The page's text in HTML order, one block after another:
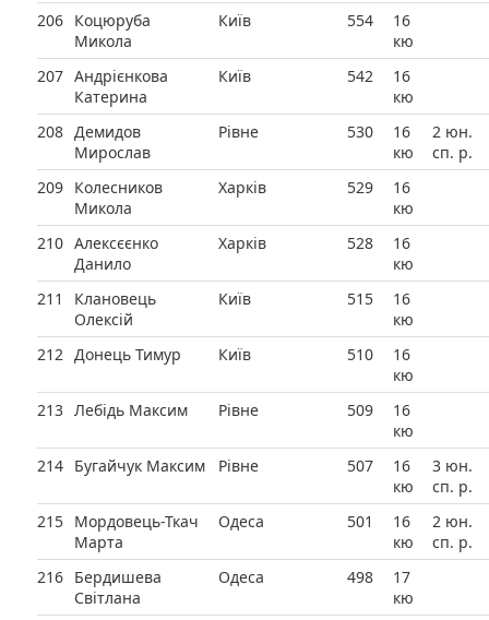
206 Коцюруба
Микола
Київ 554
16
кю
207 Андрієнкова
Катерина
Київ 542
16
кю
208 Демидов
Мирослав
Рівне 530
16
кю
2 юн.
сп. р.
209 Колесников
Микола
Харків 529
16
кю
210 Алексєєнко
Данило
Харків 528
16
кю
211
Клановець
Олексій
Київ 515
16
кю
212 Донець Тимур Київ 510
16
кю
213 Лебідь Максим Рівне 509
16
кю
214 Бугайчук Максим Рівне 507
16
кю
3 юн.
сп. р.
215 Мордовець-Ткач
Марта
Одеса 501
16
кю
2 юн.
сп. р.
216 Бердишева
Світлана
Одеса 498
17
кю